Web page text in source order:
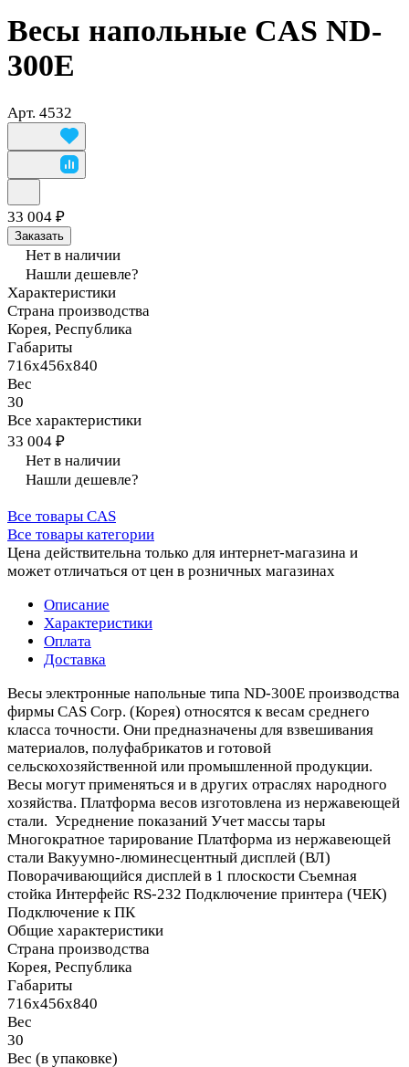
Весы напольные CAS ND-
300E
Арт. 4532
33 004 ₽
Заказать
Нет в наличии
Нашли дешевле?
Характеристики
Страна производства
Корея, Республика
Габариты
716х456х840
Вес
30
Все характеристики
33 004 ₽
Нет в наличии
Нашли дешевле?
Все товары CAS
Все товары категории
Цена действительна только для интернет-магазина и
может отличаться от цен в розничных магазинах
Описание
Характеристики
Оплата
Доставка
Весы электронные напольные типа ND-300E производства
фирмы CAS Corp. (Корея) относятся к весам среднего
класса точности. Они предназначены для взвешивания
материалов, полуфабрикатов и готовой
сельскохозяйственной или промышленной продукции.
Весы могут применяться и в других отраслях народного
хозяйства. Платформа весов изготовлена из нержавеющей
стали. Усреднение показаний Учет массы тары
Многократное тарирование Платформа из нержавеющей
стали Вакуумно-люминесцентный дисплей (ВЛ)
Поворачивающийся дисплей в 1 плоскости Съемная
стойка Интерфейс RS-232 Подключение принтера (ЧЕК)
Подключение к ПК
Общие характеристики
Страна производства
Корея, Республика
Габариты
716х456х840
Вес
30
Вес (в упаковке)